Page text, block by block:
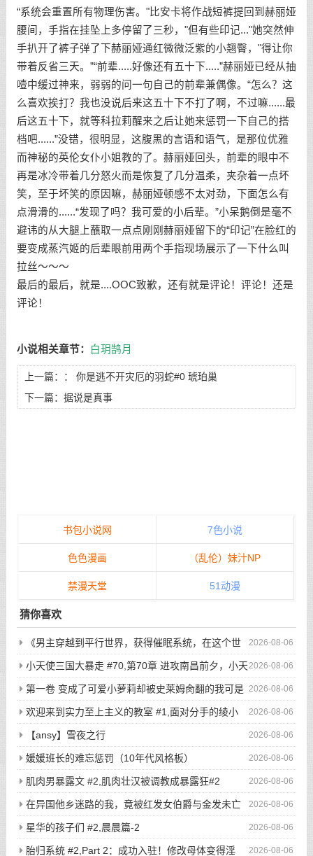
“系统会重置所有物理伤害。"比安卡将作战短裤提回到赫丽娅
腰间，手指在挂坠上多停留了三秒，"但有些印记..."她突然伸
手扒开了裤子弹了下赫丽娅通红微微泛紫的小翘臀，"得让你
带着反省三天。”“前辈.....好像还有五十下.....”赫丽娅已经从抽
噎中缓过神来，弱弱的问一句自己的前辈兼偶像。“怎么？这
么喜欢挨打？我也没说后来这五十下不打了啊，不过嘛......最
后这五十下，就等科拉莉醒来之后让她来惩罚一下自己的搭
档吧......”没错，很明显，这腹黑的言语和语气，是那位优雅
而神秘的英伦女仆小姐教的了。赫丽娅回头，前辈的眼中不
再是冰冷带着几分怒火而是恢复了几分温柔，夹杂着一点坏
笑，至于坏笑的原因嘛，赫丽娅顿感不太对劲，下面怎么有
点滑滑的......“发现了吗？我可爱的小后辈。”小呆鹅倒是毫不
避讳的从大腿上蘸取一点点刚刚赫丽娅留下的“印记”在脸红的
要变成蒸汽姬的后辈眼前用两个手指现场展示了一下什么叫
拉丝～～～
最后的最后，就是....OOC致歉，还有就是评论！评论！还是
评论！
小说相关章节： 白玥鹄月
上一篇：： 你是逃不开灾厄的羽蛇#0 琥珀巢
下一篇： 据说是真事
书包小说网 7色小说
色色漫画 （乱伦）妹汁NP
禁漫天堂 51动漫
猜你喜欢
2026-08-06
《男主穿越到平行世界，获得催眠系统，在这个世
界当中，所有人都听从小天的安排...》/哪怕男主在街上闲逛，
选好目标后，直接敲门，开始玩弄户主的老婆与女儿...
2026-08-06
小天使三国大暴走 #70,第70章 进攻南昌前夕，小天
使二次元写真集显魅力
2026-08-06
第一卷 变成了可爱小萝莉却被史莱姆肏翻的我可是
看了亿万本小黄书的老司机啊！ #7,渴望被肏翻的我居然只是个
小萝莉
2026-08-06
欢迎来到实力至上主义的教室 #1,面对分手的绫小
路，轻井泽的最后请求是
2026-08-06
【ansy】雪夜之行
2026-08-06
媛媛班长的难忘惩罚（10年代风格板）
2026-08-06
肌肉男暴露文 #2,肌肉壮汉被调教成暴露狂#2
2026-08-06
在异国他乡迷路的我，竟被红发女伯爵与金发未亡
人争夺？ #5,【连载其五】在异国他乡迷路的我，竟被红发女伯
爵与金发未亡人争夺？
2026-08-06
星华的孩子们 #2,晨晨篇-2
2026-08-06
胎归系统 #2,Part 2：成功入驻！修改母体变得淫